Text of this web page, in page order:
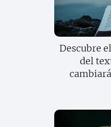
Descubre
del